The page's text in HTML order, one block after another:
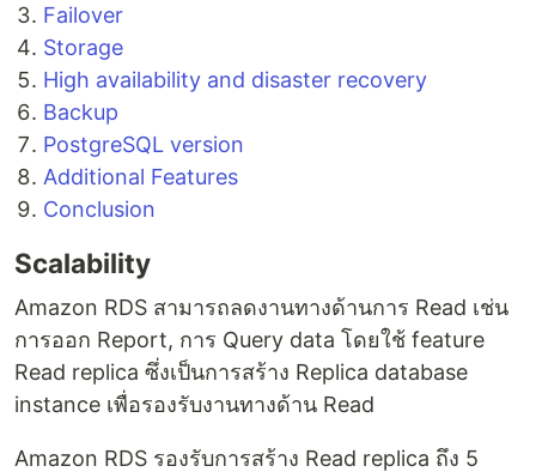
Failover
Storage
High availability and disaster recovery
Backup
PostgreSQL version
Additional Features
Conclusion
Scalability
Amazon RDS สามารถลดงานทางด้านการ Read เช่น
การออก Report, การ Query data โดยใช้ feature
Read replica ซึ่งเป็นการสร้าง Replica database
instance เพื่อรองรับงานทางด้าน Read
Amazon RDS รองรับการสร้าง Read replica ถึง 5